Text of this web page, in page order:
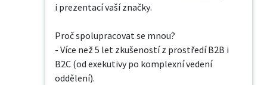
i prezentací vaší značky.
Proč spolupracovat se mnou?
- Více než 5 let zkušeností z prostředí B2B i
B2C (od exekutivy po komplexní vedení
oddělení).